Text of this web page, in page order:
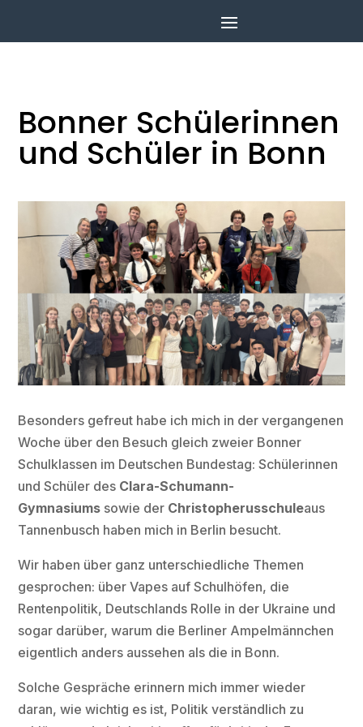
Bonner Schülerinnen
und Schüler in Bonn
Besonders gefreut habe ich mich in der vergangenen
Woche über den Besuch gleich zweier Bonner
Schulklassen im Deutschen Bundestag: Schülerinnen
und Schüler des Clara-Schumann-
Gymnasiums sowie der Christopherusschuleaus
Tannenbusch haben mich in Berlin besucht.
Wir haben über ganz unterschiedliche Themen
gesprochen: über Vapes auf Schulhöfen, die
Rentenpolitik, Deutschlands Rolle in der Ukraine und
sogar darüber, warum die Berliner Ampelmännchen
eigentlich anders aussehen als die in Bonn.
Solche Gespräche erinnern mich immer wieder
daran, wie wichtig es ist, Politik verständlich zu